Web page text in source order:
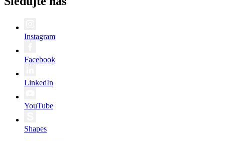
Instagram
Facebook
LinkedIn
YouTube
Shapes